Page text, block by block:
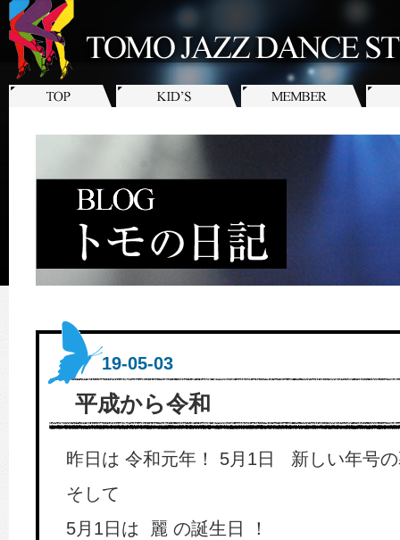
19-05-03
平成から令和
昨日は 令和元年！ 5月1日 新しい年号
そして
5月1日は 麗 の誕生日 ！